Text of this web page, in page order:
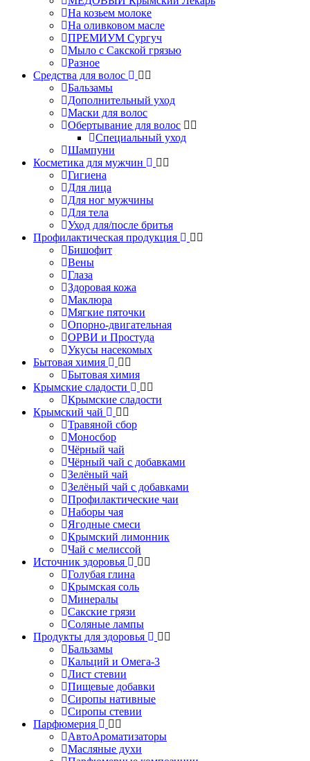
На козьем молоке
На оливковом масле
ПРЕМИУМ Сургуч
Мыло с Сакской грязью
Разное
Средства для волос
Бальзамы
Дополнительный уход
Маски для волос
Обертывание для волос
Специальный уход
Шампуни
Косметика для мужчин
Гигиена
Для лица
Для ног мужчины
Для тела
Уход для/после бритья
Профилактическая продукция
Бишофит
Вены
Глаза
Здоровая кожа
Маклюра
Мягкие пяточки
Опорно-двигательная
ОРВИ и Простуда
Укусы насекомых
Бытовая химия
Бытовая химия
Крымские сладости
Крымские сладости
Крымский чай
Травяной сбор
Моносбор
Чёрный чай
Чёрный чай с добавками
Зелёный чай
Зелёный чай с добавками
Профилактические чаи
Наборы чая
Ягодные смеси
Крымский лимонник
Чай с мелиссой
Источник здоровья
Голубая глина
Крымская соль
Минералы
Сакские грязи
Соляные лампы
Продукты для здоровья
Бальзамы
Кальций и Омега-3
Лист стевии
Пищевые добавки
Сиропы нативные
Сиропы стевии
Парфюмерия
АвтоАроматизаторы
Масляные духи